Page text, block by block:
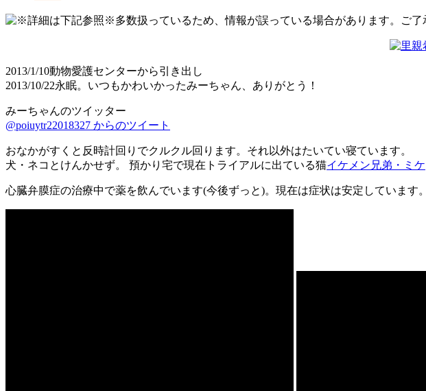
2013/1/10動物愛護センターから引き出し
2013/10/22永眠。いつもかわいかったみーちゃん、ありがとう！
みーちゃんのツイッター
@poiuytr22018327 からのツイート
おなかがすくと反時計回りでクルクル回ります。それ以外はたいてい寝ています。
犬・ネコとけんかせず。 預かり宅で現在トライアルに出ている猫イケメン兄弟・ミケ
心臓弁膜症の治療中で薬を飲んでいます(今後ずっと)。現在は症状は安定しています。